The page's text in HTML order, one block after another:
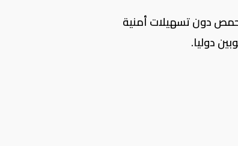
حمص دون تسهيلات أمنية
دوليا.